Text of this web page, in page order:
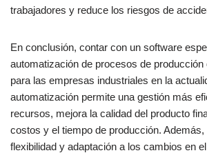
trabajadores y reduce los riesgos de
En conclusión, contar con un software
automatización de procesos de
para las empresas industriales en la
automatización permite una gestión más
recursos, mejora la calidad del producto
costos y el tiempo de producción.
flexibilidad y adaptación a los cambios en